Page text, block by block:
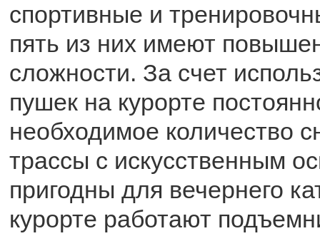
спортивные и
пять из них имеют
сложности. За счет
пушек на курорте
необходимое количество
трассы с искусственным
пригодны для вечернего
курорте работают